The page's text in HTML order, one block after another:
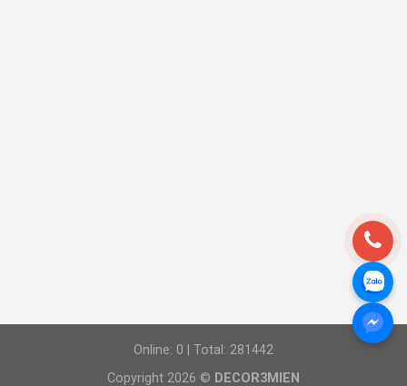
Online: 0 | Total: 281442
Copyright 2026 © DECOR3MIEN